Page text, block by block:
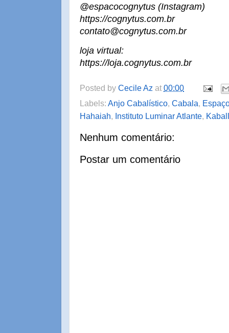
@espacocognytus (Instagram)
https://cognytus.com.br
contato@cognytus.com.br
loja virtual:
https://loja.cognytus.com.br
Posted by Cecile Az at 00:00
Labels: Anjo Cabalístico, Cabala,
Hahaiah, Instituto Luminar Atlante,
Nenhum comentário:
Postar um comentário